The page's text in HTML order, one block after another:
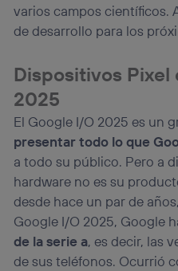
varios campos científicos.
de desarrollo para los
Dispositivos Pixel
2025
El Google I/O 2025 es un
presentar todo lo que
a todo su público. Pero a
hardware no es su
desde hace un par de
Google I/O 2025, Google
de la serie a, es decir, las
de sus teléfonos. Ocurrió